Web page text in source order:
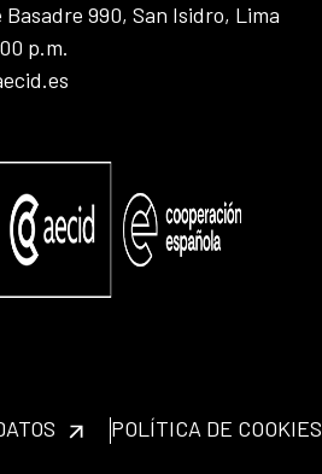
990, San Isidro, Lima
p.m.
POLÍTICA DE COOKIES